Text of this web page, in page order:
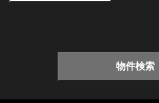
物件検索